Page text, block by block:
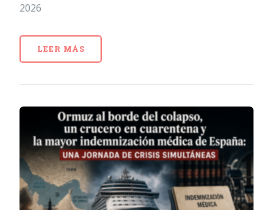
2026
LEER MÁS